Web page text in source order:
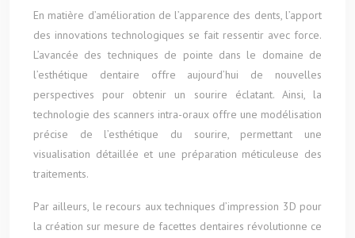
En matière d’amélioration de l’apparence des dents, l’apport
des innovations technologiques se fait ressentir avec force.
L’avancée des techniques de pointe dans le domaine de
l’esthétique dentaire offre aujourd’hui de nouvelles
perspectives pour obtenir un sourire éclatant. Ainsi, la
technologie des scanners intra-oraux offre une modélisation
précise de l’esthétique du sourire, permettant une
visualisation détaillée et une préparation méticuleuse des
traitements.
Par ailleurs, le recours aux techniques d’impression 3D pour
la création sur mesure de facettes dentaires révolutionne ce